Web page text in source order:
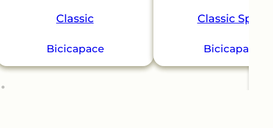
Classic
Bicicapace
Classic Sport
Bicicapace